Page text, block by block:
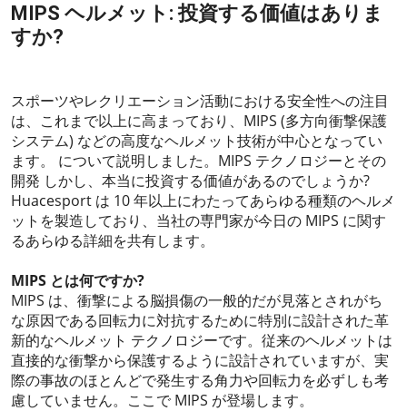
MIPS ヘルメット: 投資する価値はありま
すか?
スポーツやレクリエーション活動における安全性への注目
は、これまで以上に高まっており、MIPS (多方向衝撃保護
システム) などの高度なヘルメット技術が中心となってい
ます。 について説明しました。 MIPS テクノロジーとその
開発 しかし、本当に投資する価値があるのでしょうか?
Huacesport は 10 年以上にわたってあらゆる種類のヘルメ
ットを製造しており、当社の専門家が今日の MIPS に関す
るあらゆる詳細を共有します。
MIPS とは何ですか?
MIPS は、衝撃による脳損傷の一般的だが見落とされがち
な原因である回転力に対抗するために特別に設計された革
新的なヘルメット テクノロジーです。従来のヘルメットは
直接的な衝撃から保護するように設計されていますが、実
際の事故のほとんどで発生する角力や回転力を必ずしも考
慮していません。ここで MIPS が登場します。